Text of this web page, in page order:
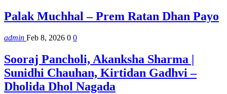
Palak Muchhal – Prem Ratan Dhan Payo
admin Feb 8, 2026 0 0
Sooraj Pancholi, Akanksha Sharma |
Sunidhi Chauhan, Kirtidan Gadhvi –
Dholida Dhol Nagada